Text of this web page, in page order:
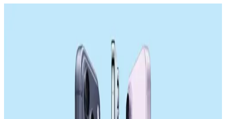
Samsung, üç hücreli toplam 18,000 mAh kapasiteli silikon pil
teknolojisiyle akıllı telefonlarda pil ömrünü artırmayı hedefliyor.
Ancak kalınlık ve ısı yönetimi gibi teknik zorluklar bulunuyor.
Samsung Galaxy S26 Ultra Batarya Kapasitesi ve
Enerji Verimliliği Üzerine Detaylı İnceleme
Samsung Galaxy S26 Ultra'nın 5000 mAh batarya kapaseti, enerji